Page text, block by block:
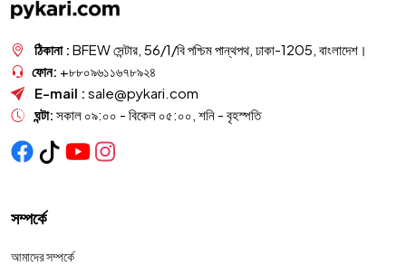
ঠিকানা : BFEW সেন্টার, 56/1/বি পশ্চিম পান্থপথ, ঢাকা-1205, বাংলাদেশ।
ফোন: +৮৮০৯৬১১৬৭৮৯২৪
E-mail : sale@pykari.com
ঘন্টা: সকাল ০৯:০০ - বিকেল ০৫:০০, শনি - বৃহস্পতি
সম্পর্কে
আমাদের সম্পর্কে